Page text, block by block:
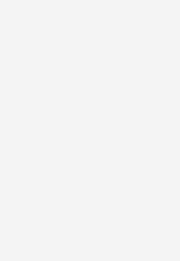
Comfort+
kombinierter Wert der CO₂-
AGS Comfort
kombinierter Wert der CO₂-
AGS Comfort+
kombinierter Wert der CO₂-
Edition
kombinierter Wert der CO2-